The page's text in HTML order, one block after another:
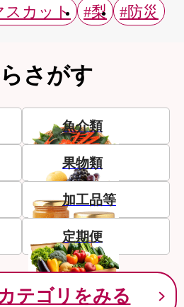
スカット #梨 #防災
さがす
魚介類
果物類
加工品等
定期便
テゴリをみる